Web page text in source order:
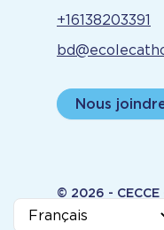
+16138203391
Nous
© 2026 -